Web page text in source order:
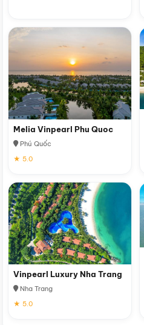
Melia Vinpearl Phu Quoc
Phú Quốc
★ 5.0
Vinpearl Luxury Nha Trang
Nha Trang
★ 5.0